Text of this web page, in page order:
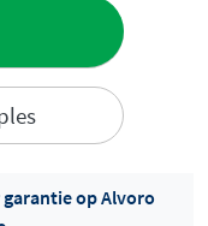
garantie op Alvoro